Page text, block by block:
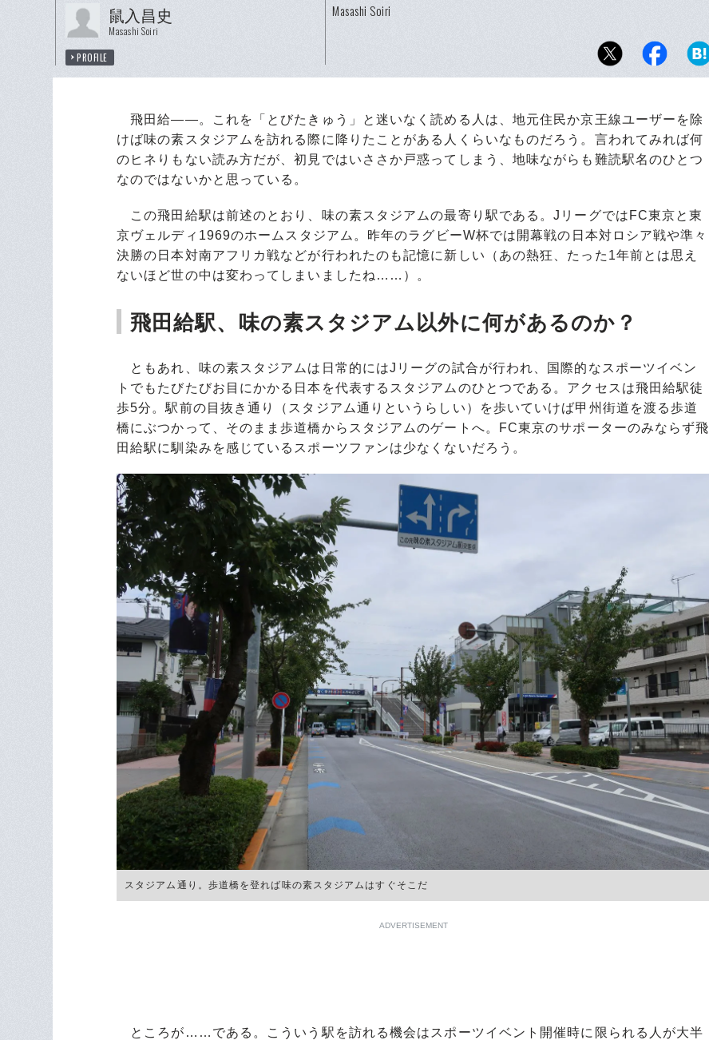
鼠入昌史
Masashi Soiri
PROFILE
Masashi Soiri
飛田給――。これを「とびたきゅう」と迷いなく読める人は、地元住民か京王線ユーザーを除
けば味の素スタジアムを訪れる際に降りたことがある人くらいなものだろう。言われてみれば何
のヒネりもない読み方だが、初見ではいささか戸惑ってしまう、地味ながらも難読駅名のひとつ
なのではないかと思っている。
この飛田給駅は前述のとおり、味の素スタジアムの最寄り駅である。JリーグではFC東京と東
京ヴェルディ1969のホームスタジアム。昨年のラグビーW杯では開幕戦の日本対ロシア戦や準々
決勝の日本対南アフリカ戦などが行われたのも記憶に新しい（あの熱狂、たった1年前とは思え
ないほど世の中は変わってしまいましたね……）。
飛田給駅、味の素スタジアム以外に何があるのか？
ともあれ、味の素スタジアムは日常的にはJリーグの試合が行われ、国際的なスポーツイベン
トでもたびたびお目にかかる日本を代表するスタジアムのひとつである。アクセスは飛田給駅徒
歩5分。駅前の目抜き通り（スタジアム通りというらしい）を歩いていけば甲州街道を渡る歩道
橋にぶつかって、そのまま歩道橋からスタジアムのゲートへ。FC東京のサポーターのみならず飛
田給駅に馴染みを感じているスポーツファンは少なくないだろう。
スタジアム通り。歩道橋を登れば味の素スタジアムはすぐそこだ
ADVERTISEMENT
ところが……である。こういう駅を訪れる機会はスポーツイベント開催時に限られる人が大半